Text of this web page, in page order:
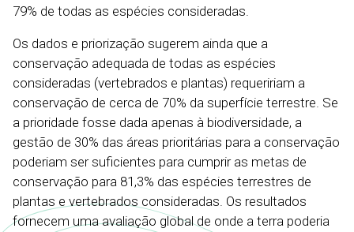
79% de todas as espécies consideradas.
Os dados e priorização sugerem ainda que a
conservação adequada de todas as espécies
consideradas (vertebrados e plantas) requeririam a
conservação de cerca de 70% da superfície terrestre. Se
a prioridade fosse dada apenas à biodiversidade, a
gestão de 30% das áreas prioritárias para a conservação
poderiam ser suficientes para cumprir as metas de
conservação para 81,3% das espécies terrestres de
plantas e vertebrados consideradas. Os resultados
fornecem uma avaliação global de onde a terra poderia